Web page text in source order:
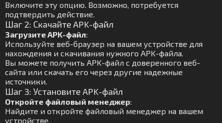
Включите эту опцию. Возможно, потребуется
подтвердить действие.
Шаг 2: Скачайте APK-файл
Загрузите APK-файл:
Используйте веб-браузер на вашем устройстве для
нахождения и скачивания нужного APK-файла.
Вы можете получить APK-файл с доверенного веб-
сайта или скачать его через другие надежные
источники.
Шаг 3: Установите APK-файл
Откройте файловый менеджер:
Найдите и откройте файловый менеджер на вашем
устройстве.